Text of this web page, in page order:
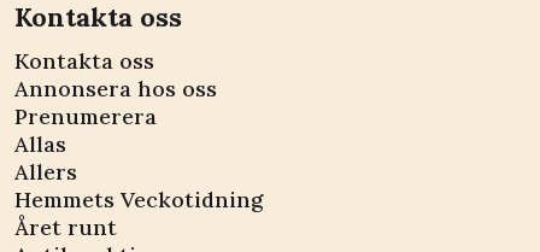
Kontakta oss
Kontakta oss
Annonsera hos oss
Prenumerera
Allas
Allers
Hemmets Veckotidning
Året runt